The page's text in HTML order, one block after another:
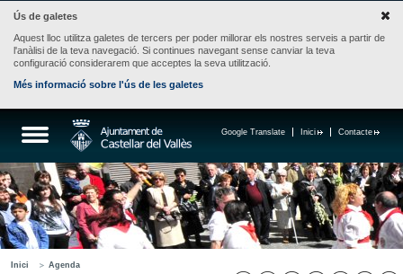
Ús de galetes
Aquest lloc utilitza galetes de tercers per poder millorar els nostres serveis a partir de
l'anàlisi de la teva navegació. Si continues navegant sense canviar la teva
configuració considerarem que acceptes la seva utilització.
Més informació sobre l'ús de les galetes
Contacte
Inici
Google Translate
Inici Agenda